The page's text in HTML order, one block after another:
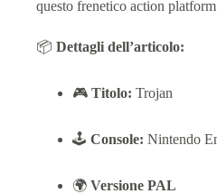
questo frenetico action
📦 Dettagli dell’articolo:
🎮 Titolo: Trojan
🕹️ Console: Nintendo
🌍 Versione PAL